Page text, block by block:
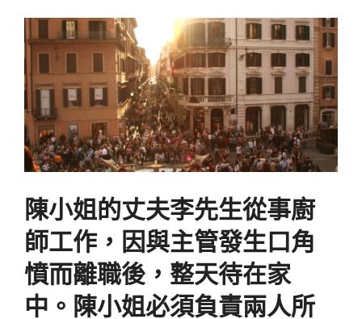
陳小姐的丈夫李先生從事廚
師工作，因與主管發生口角
憤而離職後，整天待在家
中。陳小姐必須負責兩人所